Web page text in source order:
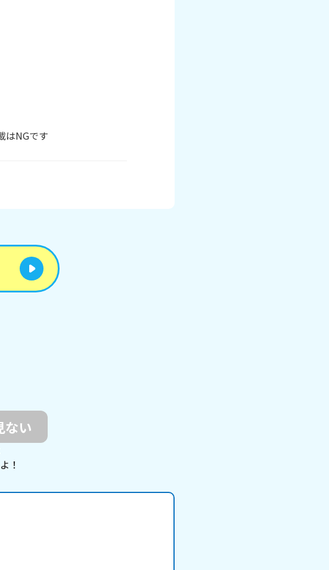
はNGです
ない
！